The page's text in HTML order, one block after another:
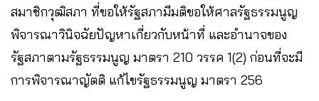
สมาชิกวุฒิสภา ที่ขอให้รัฐสภามีมติขอให้ศาลรัฐธรรมนูญ
พิจารณาวินิจฉัยปัญหาเกี่ยวกับหน้าที่ และอำนาจของ
รัฐสภาตามรัฐธรรมนูญ มาตรา 210 วรรค 1(2) ก่อนที่จะมี
การพิจารณาญัตติ แก้ไขรัฐธรรมนูญ มาตรา 256